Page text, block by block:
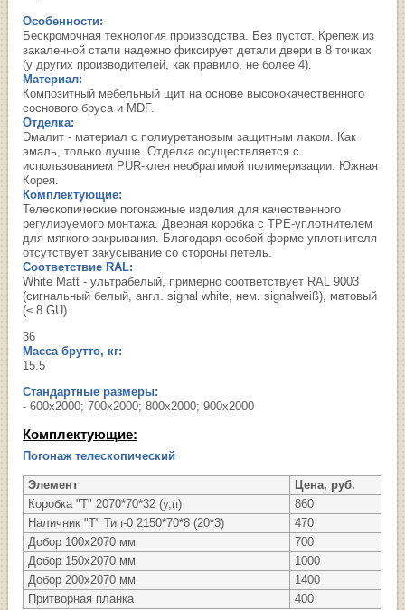
Особенности:
Бескромочная технология производства. Без пустот. Крепеж из
закаленной стали надежно фиксирует детали двери в 8 точках
(у других производителей, как правило, не более 4).
Материал:
Композитный мебельный щит на основе высококачественного
соснового бруса и MDF.
Отделка:
Эмалит - материал с полиуретановым защитным лаком. Как
эмаль, только лучше. Отделка осуществляется с
использованием PUR-клея необратимой полимеризации. Южная
Корея.
Комплектующие:
Телескопические погонажные изделия для качественного
регулируемого монтажа. Дверная коробка с TPE-уплотнителем
для мягкого закрывания. Благодаря особой форме уплотнителя
отсутствует закусывание со стороны петель.
Соответствие RAL:
White Matt - ультрабелый, примерно соответствует RAL 9003
(cигнальный белый, англ. signal white, нем. signalweiß), матовый
(≤ 8 GU).
36
Масса брутто, кг:
15.5
Стандартные размеры:
- 600х2000; 700х2000; 800х2000; 900х2000
Комплектующие:
Погонаж телескопический
Элемент
Цена, руб.
Коробка "Т" 2070*70*32 (у,п)
860
Наличник "Т" Тип-0 2150*70*8 (20*3)
470
Добор 100х2070 мм
700
Добор 150х2070 мм
1000
Добор 200х2070 мм
1400
Притворная планка
400